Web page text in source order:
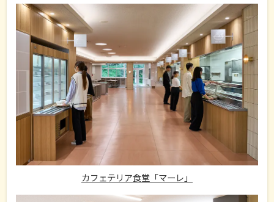
カフェテリア食堂「マーレ」